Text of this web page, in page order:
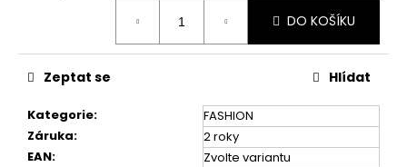
DO KOŠÍKU
Kategorie:
FASHION
Záruka:
2 roky
EAN:
Zvolte variantu
Zeptat se Hlídat